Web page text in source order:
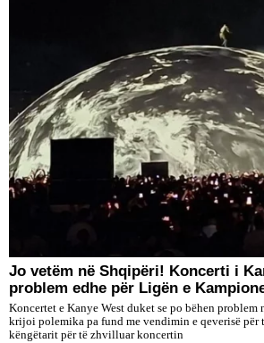
Jo vetëm në Shqipëri! Koncerti i
problem edhe për Ligën e
Koncertet e Kanye West duket se po bëhen problem
krijoi polemika pa fund me vendimin e qeverisë për
këngëtarit për të zhvilluar koncertin